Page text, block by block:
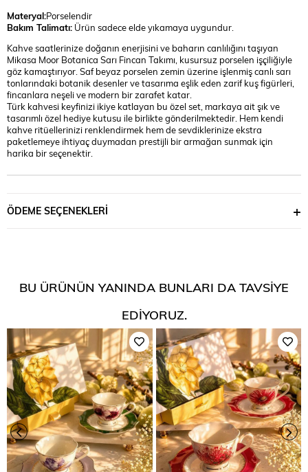
Materyal:Porselendir
Bakım Talimatı: Ürün sadece elde yıkamaya uygundur.
Kahve saatlerinize doğanın enerjisini ve baharın canlılığını taşıyan
Mikasa Moor Botanica Sarı Fincan Takımı, kusursuz porselen işçiliğiyle
göz kamaştırıyor. Saf beyaz porselen zemin üzerine işlenmiş canlı sarı
tonlarındaki botanik desenler ve tasarıma eşlik eden zarif kuş figürleri,
fincanlara neşeli ve modern bir zarafet katar.
Türk kahvesi keyfinizi ikiye katlayan bu özel set, markaya ait şık ve
tasarımlı özel hediye kutusu ile birlikte gönderilmektedir. Hem kendi
kahve ritüellerinizi renklendirmek hem de sevdiklerinize ekstra
paketlemeye ihtiyaç duymadan prestijli bir armağan sunmak için
harika bir seçenektir.
ÖDEME SEÇENEKLERI
BU ÜRÜNÜN YANINDA BUNLARI DA TAVSIYE
EDIYORUZ.